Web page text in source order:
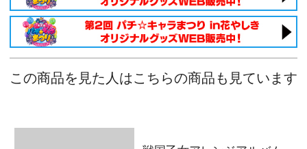
戦国乙女 コスチュームチェンジホロ
【ノブナガ】
戦国乙女 コスチュームチェンジホロ
【ミツヒデ】